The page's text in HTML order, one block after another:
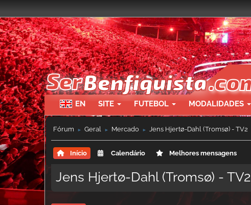
EN SITE FUTEBOL MODALIDADES
Fórum ► Geral ► Mercado ► Jens Hjertø-Dahl (Tromsø) - TV2
Início Calendário Melhores mensagens
Jens Hjertø-Dahl (Tromsø) - TV2